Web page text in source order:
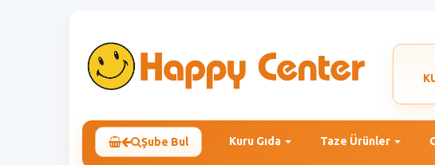
Şube Bul Kuru Gıda Taze Ürünler